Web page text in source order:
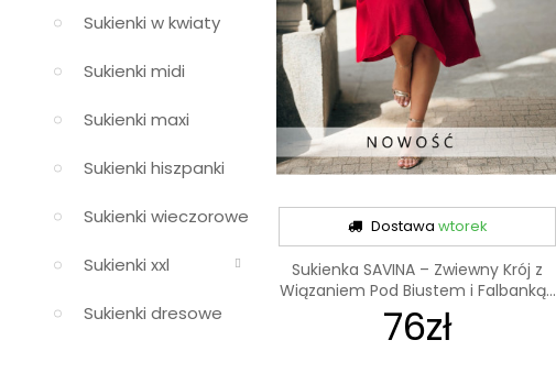
Sukienki w kwiaty
Sukienki midi
Sukienki maxi
Sukienki hiszpanki
Sukienki wieczorowe
Sukienki xxl
Sukienki dresowe
Dostawa wtorek
Sukienka SAVINA – Zwiewny Krój z
Wiązaniem Pod Biustem i Falbanką...
76zł